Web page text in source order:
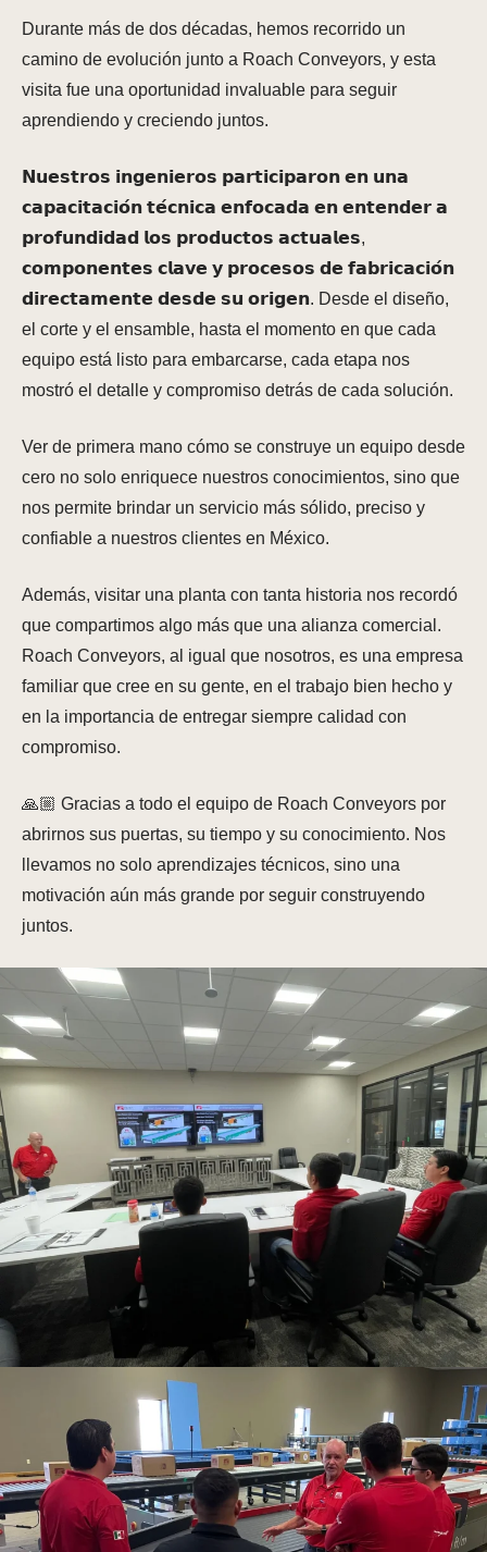
Durante más de dos décadas, hemos recorrido un
camino de evolución junto a Roach Conveyors, y esta
visita fue una oportunidad invaluable para seguir
aprendiendo y creciendo juntos.
𝗡𝘂𝗲𝘀𝘁𝗿𝗼𝘀 𝗶𝗻𝗴𝗲𝗻𝗶𝗲𝗿𝗼𝘀 𝗽𝗮𝗿𝘁𝗶𝗰𝗶𝗽𝗮𝗿𝗼𝗻 𝗲𝗻 𝘂𝗻𝗮
𝗰𝗮𝗽𝗮𝗰𝗶𝘁𝗮𝗰𝗶𝗼́𝗻 𝘁𝗲́𝗰𝗻𝗶𝗰𝗮 𝗲𝗻𝗳𝗼𝗰𝗮𝗱𝗮 𝗲𝗻 𝗲𝗻𝘁𝗲𝗻𝗱𝗲𝗿 𝗮
𝗽𝗿𝗼𝗳𝘂𝗻𝗱𝗶𝗱𝗮𝗱 𝗹𝗼𝘀 𝗽𝗿𝗼𝗱𝘂𝗰𝘁𝗼𝘀 𝗮𝗰𝘁𝘂𝗮𝗹𝗲𝘀,
𝗰𝗼𝗺𝗽𝗼𝗻𝗲𝗻𝘁𝗲𝘀 𝗰𝗹𝗮𝘃𝗲 𝘆 𝗽𝗿𝗼𝗰𝗲𝘀𝗼𝘀 𝗱𝗲 𝗳𝗮𝗯𝗿𝗶𝗰𝗮𝗰𝗶𝗼́𝗻
𝗱𝗶𝗿𝗲𝗰𝘁𝗮𝗺𝗲𝗻𝘁𝗲 𝗱𝗲𝘀𝗱𝗲 𝘀𝘂 𝗼𝗿𝗶𝗴𝗲𝗻. Desde el diseño,
el corte y el ensamble, hasta el momento en que cada
equipo está listo para embarcarse, cada etapa nos
mostró el detalle y compromiso detrás de cada solución.
Ver de primera mano cómo se construye un equipo desde
cero no solo enriquece nuestros conocimientos, sino que
nos permite brindar un servicio más sólido, preciso y
confiable a nuestros clientes en México.
Además, visitar una planta con tanta historia nos recordó
que compartimos algo más que una alianza comercial.
Roach Conveyors, al igual que nosotros, es una empresa
familiar que cree en su gente, en el trabajo bien hecho y
en la importancia de entregar siempre calidad con
compromiso.
🙏🏼 Gracias a todo el equipo de Roach Conveyors por
abrirnos sus puertas, su tiempo y su conocimiento. Nos
llevamos no solo aprendizajes técnicos, sino una
motivación aún más grande por seguir construyendo
juntos.